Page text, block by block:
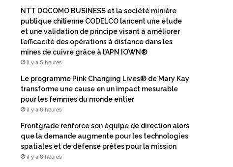
NTT DOCOMO BUSINESS et la société minière
publique chilienne CODELCO lancent une étude
et une validation de principe visant à améliorer
l’efficacité des opérations à distance dans les
mines de cuivre grâce à l’APN IOWN®
il y a 5 heures
Le programme Pink Changing Lives® de Mary Kay
transforme une cause en un impact mesurable
pour les femmes du monde entier
il y a 6 heures
Frontgrade renforce son équipe de direction alors
que la demande augmente pour les technologies
spatiales et de défense prêtes pour la mission
il y a 6 heures